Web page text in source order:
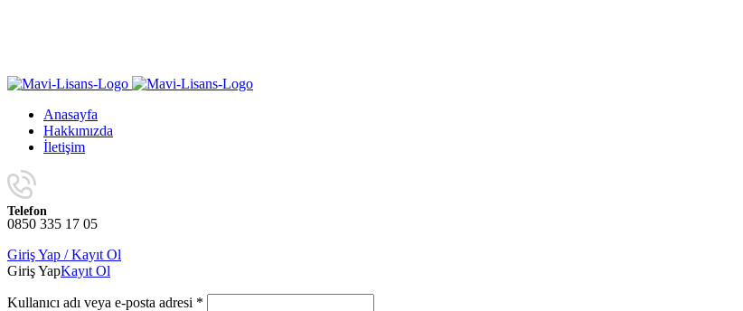
Anasayfa
Hakkımızda
İletişim
Telefon
0850 335 17 05
Giriş Yap / Kayıt Ol
Giriş YapKayıt Ol
Kullanıcı adı veya e-posta adresi *